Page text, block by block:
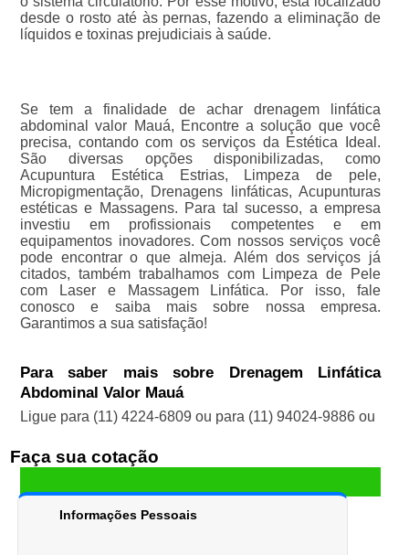
desde o rosto até às pernas, fazendo a eliminação de
líquidos e toxinas prejudiciais à saúde.
Se tem a finalidade de achar drenagem linfática
abdominal valor Mauá, Encontre a solução que você
precisa, contando com os serviços da Estética Ideal.
São diversas opções disponibilizadas, como
Acupuntura Estética Estrias, Limpeza de pele,
Micropigmentação, Drenagens linfáticas, Acupunturas
estéticas e Massagens. Para tal sucesso, a empresa
investiu em profissionais competentes e em
equipamentos inovadores. Com nossos serviços você
pode encontrar o que almeja. Além dos serviços já
citados, também trabalhamos com Limpeza de Pele
com Laser e Massagem Linfática. Por isso, fale
conosco e saiba mais sobre nossa empresa.
Garantimos a sua satisfação!
Para saber mais sobre Drenagem Linfática
Abdominal Valor Mauá
Ligue para (11) 4224-6809 ou para (11) 94024-9886ou
Faça sua cotação
Informações Pessoais